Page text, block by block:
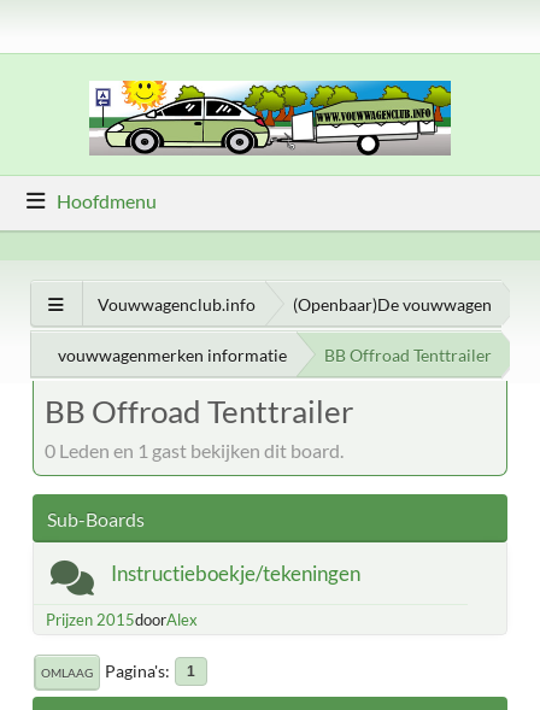
Hoofdmenu
Vouwwagenclub.info (Openbaar)De vouwwagen
vouwwagenmerken informatie BB Offroad Tenttrailer
BB Offroad Tenttrailer
0 Leden en 1 gast bekijken dit board.
Sub-Boards
Instructieboekje/tekeningen
Prijzen 2015doorAlex
OMLAAG Pagina's 1